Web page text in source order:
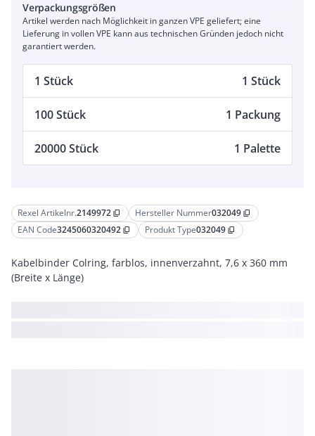
Rexel Artikelnr.2149972 content_copy Hersteller Nummer032049 content_copy
EAN Code3245060320492 content_copy Produkt Type032049 content_copy
Kabelbinder Colring, farblos, innenverzahnt, 7,6 x 360 mm
(Breite x Länge)
Verpackungsgrößen
Artikel werden nach Möglichkeit in ganzen VPE geliefert; eine
Lieferung in vollen VPE kann aus technischen Gründen jedoch nicht
garantiert werden.
1 Stück 1 Stück
100 Stück 1 Packung
20000 Stück 1 Palette